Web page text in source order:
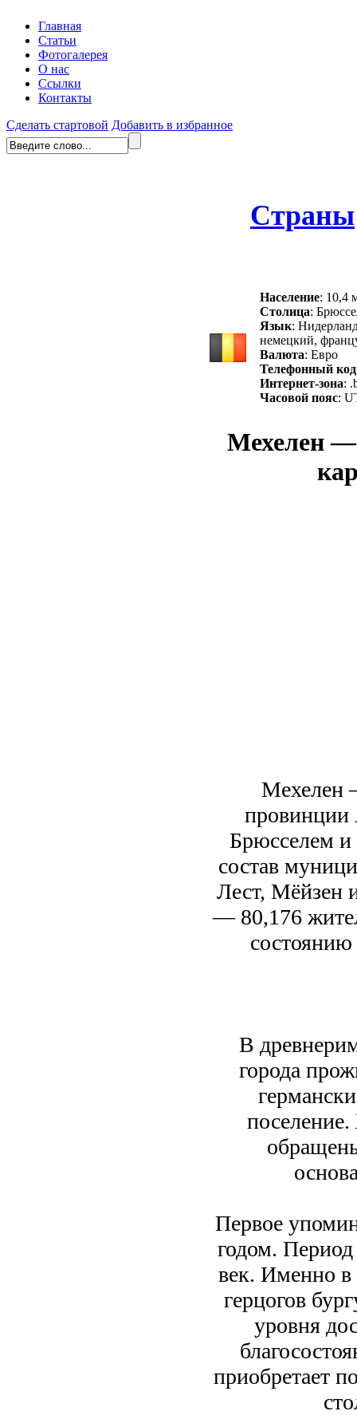
Главная
Статьи
Фотогалерея
О нас
Ссылки
Контакты
Сделать стартовой Добавить в избранное
Страны
Население: 10,4
Столица:
Язык:
немецкий,
Валюта: Евро
Телефонный код
Интернет-зона:
Часовой пояс:
Мехелен —
Мехелен
провинции
Брюсселем и
состав
Лест, Мёйзен
— 80,176
В
города
Первое
годом.
век. Именно в
герцогов
уровня
приобретает